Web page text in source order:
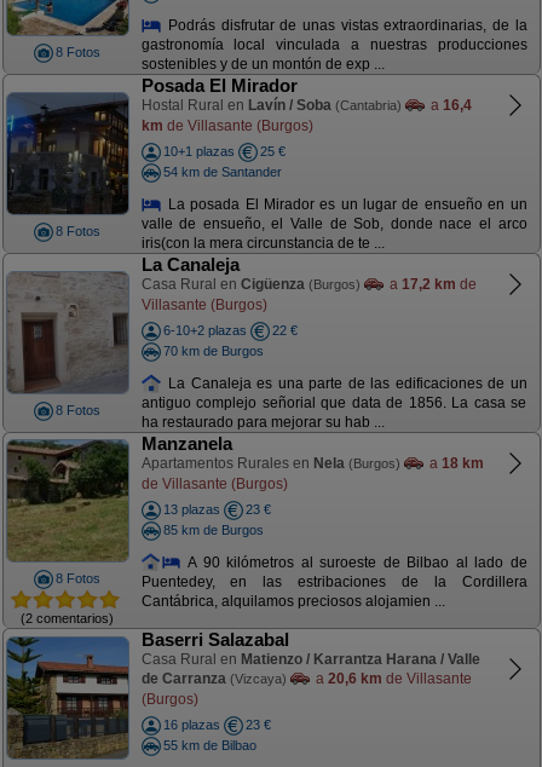
8 Fotos
Podrás disfrutar de unas vistas extraordinarias, de la
gastronomía local vinculada a nuestras producciones
sostenibles y de un montón de exp ...
8 Fotos
Posada El Mirador
Hostal Rural en Lavín / Soba (Cantabria) a 16,4
km de Villasante (Burgos)
10+1 plazas
25 €
54 km de Santander
La posada El Mirador es un lugar de ensueño en un
valle de ensueño, el Valle de Sob, donde nace el arco
iris(con la mera circunstancia de te ...
8 Fotos
La Canaleja
Casa Rural en Cigüenza (Burgos) a 17,2 km de
Villasante (Burgos)
6-10+2 plazas
22 €
70 km de Burgos
La Canaleja es una parte de las edificaciones de un
antiguo complejo señorial que data de 1856. La casa se
ha restaurado para mejorar su hab ...
8 Fotos
(2 comentarios)
Manzanela
Apartamentos Rurales en Nela (Burgos) a 18 km
de Villasante (Burgos)
13 plazas
23 €
85 km de Burgos
A 90 kilómetros al suroeste de Bilbao al lado de
Puentedey, en las estribaciones de la Cordillera
Cantábrica, alquilamos preciosos alojamien ...
Baserri Salazabal
Casa Rural en Matienzo / Karrantza Harana / Valle
de Carranza (Vizcaya) a 20,6 km de Villasante
(Burgos)
16 plazas
23 €
55 km de Bilbao